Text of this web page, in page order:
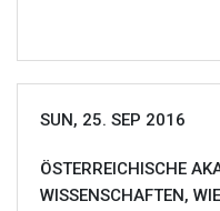
SUN, 25. SEP 2016
ÖSTERREICHISCHE
WISSENSCHAFTEN,